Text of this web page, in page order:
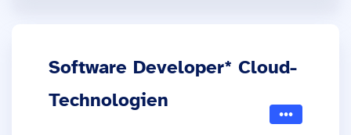
Software Developer* Cloud-
Technologien